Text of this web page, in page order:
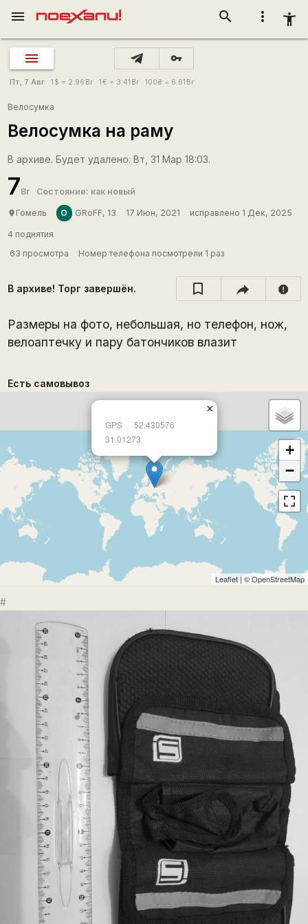
more_vert accessibility_new
search
menu
vpn_key
Пт, 7 Авг 1 $ = 2.96 Br 1€ = 3.41 Br 100₴ = 6.61 Br
Велосумка
Велосумка на раму
В архиве. Будет удалено: Вт, 31 Мар 18:03.
7Br Состояние: как новый
place Гомель О GRoFF, 13 17 Июн, 2021 исправлено 1 Дек, 2025
4 поднятия
63 просмотра
Номер телефона посмотрели 1 раз
В архиве! Торг завершён. report
Размеры на фото, небольшая, но телефон, нож,
велоаптечку и пару батончиков влазит
Есть самовывоз
GPS
52.430576
31.01273
×
+
−
Leaflet | ©OpenStreetMap
#